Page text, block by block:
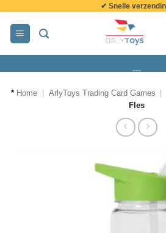
inhoud
✔ Snelle
* Home ArlyToys Trading Card Games
Fles